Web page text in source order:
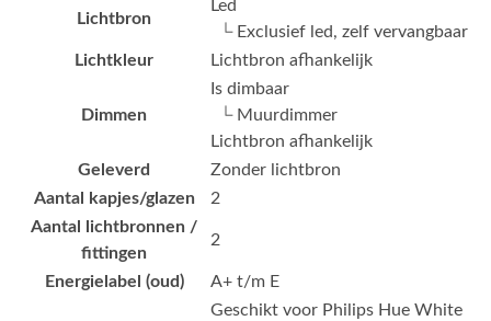
Lichtbron
Led
└ Exclusief led, zelf vervangbaar
Lichtkleur
Lichtbron afhankelijk
Dimmen
Is dimbaar
└ Muurdimmer
Lichtbron afhankelijk
Geleverd
Zonder lichtbron
Aantal kapjes/glazen
2
Aantal lichtbronnen /
fittingen
2
Energielabel (oud) A+ t/m E
Geschikt voor Philips Hue White